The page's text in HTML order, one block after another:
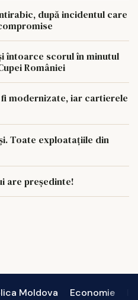
după incidentul care
întoarce scorul în minutul
României
modernizate, iar cartierele
Toate exploatațiile din
are președinte!
Moldova Economie